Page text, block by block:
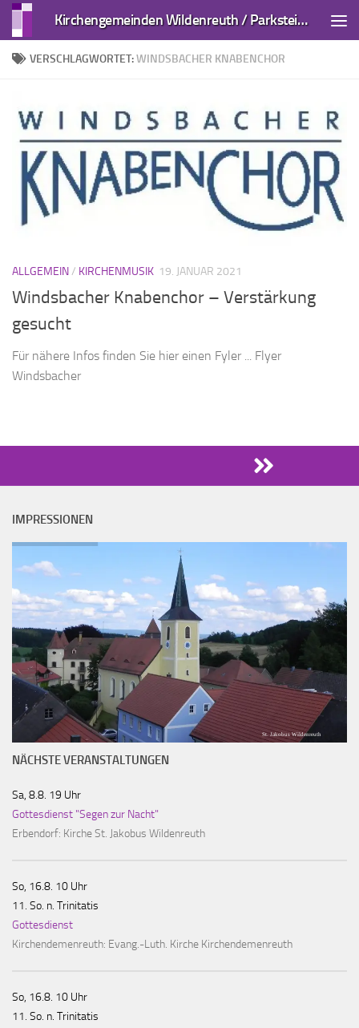
Zum Inhalt springen Kirchengemeinden Wildenreuth / Parkstein und Kirchendemenreuth
VERSCHLAGWORTET:WINDSBACHER KNABENCHOR
ALLGEMEIN/ KIRCHENMUSIK 19. JANUAR 2021
Windsbacher Knabenchor – Verstärkung
gesucht
Für nähere Infos finden Sie hier einen Fyler ... Flyer
Windsbacher
IMPRESSIONEN
St. Jakobus Wildenreuth
NÄCHSTE VERANSTALTUNGEN
Sa, 8.8. 19 Uhr
Gottesdienst "Segen zur Nacht"
Erbendorf: Kirche St. Jakobus Wildenreuth
So, 16.8. 10 Uhr
11. So. n. Trinitatis
Gottesdienst
Kirchendemenreuth: Evang.-Luth. Kirche Kirchendemenreuth
So, 16.8. 10 Uhr
11. So. n. Trinitatis